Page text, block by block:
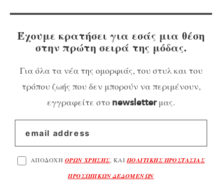
Έχουμε κρατήσει για εσάς μια θέση
στην πρώτη σειρά της μόδας.
Για όλα τα νέα της ομορφιάς, του στυλ και του
τρόπου ζωής που δεν μπορούν να περιμένουν,
εγγραφείτε στο newsletterμας.
ΑΠΟΔΟΧΗ ΟΡΩΝ ΧΡΗΣΗΣ, ΚΑΙ ΠΟΛΙΤΙΚΗΣ ΠΡΟΣΤΑΣΙΑΣ
ΠΡΟΣΩΠΙΚΩΝ ΔΕΔΟΜΕΝΩΝ